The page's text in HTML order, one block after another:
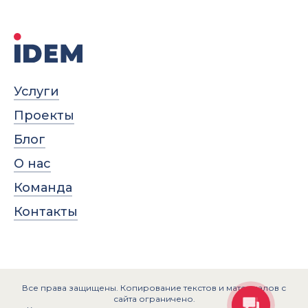
Услуги
Проекты
Блог
О нас
Команда
Контакты
Все права защищены. Копирование текстов и материалов с
сайта ограничено.